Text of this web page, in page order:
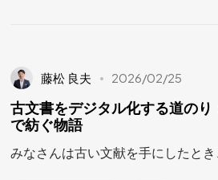
藤松 良夫 2026/02/25
古文書をデジタル化する道の
で紡ぐ物語
みなさんは古い文献を手にしたと